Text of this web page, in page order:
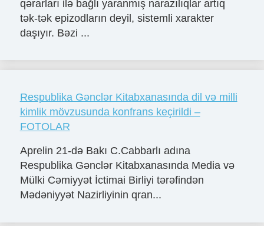
qərarları ilə bağlı yaranmış narazılıqlar artıq
tək-tək epizodların deyil, sistemli xarakter
daşıyır. Bəzi ...
Respublika Gənclər Kitabxanasında dil və milli
kimlik mövzusunda konfrans keçirildi –
FOTOLAR
Aprelin 21-də Bakı C.Cabbarlı adına
Respublika Gənclər Kitabxanasında Media və
Mülki Cəmiyyət İctimai Birliyi tərəfindən
Mədəniyyət Nazirliyinin qran...